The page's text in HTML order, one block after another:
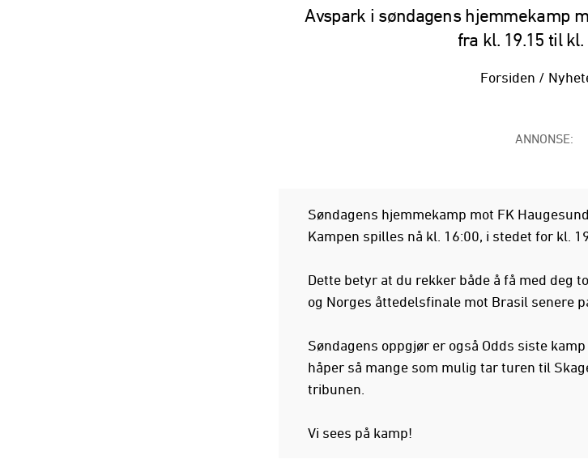
Avspark i søndagens hjemmekamp
fra kl. 19.15 til kl.
Forsiden /
ANNONSE:
Søndagens hjemmekamp mot FK
Kampen spilles nå kl. 16:00, i stedet for kl.
Dette betyr at du rekker både å få med deg
og Norges åttedelsfinale mot Brasil senere
Søndagens oppgjør er også Odds siste
håper så mange som mulig tar turen til
tribunen.
Vi sees på kamp!